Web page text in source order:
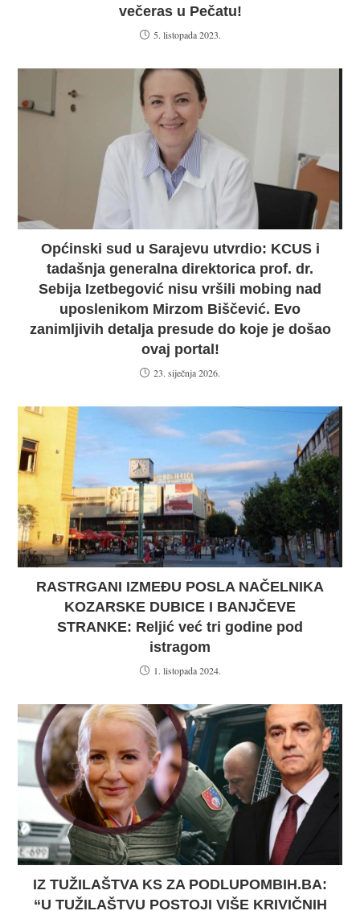
večeras u Pečatu!
5. listopada 2023.
Općinski sud u Sarajevu utvrdio: KCUS i
tadašnja generalna direktorica prof. dr.
Sebija Izetbegović nisu vršili mobing nad
uposlenikom Mirzom Biščević. Evo
zanimljivih detalja presude do koje je došao
ovaj portal!
23. siječnja 2026.
RASTRGANI IZMEĐU POSLA NAČELNIKA
KOZARSKE DUBICE I BANJČEVE
STRANKE: Reljić već tri godine pod
istragom
1. listopada 2024.
IZ TUŽILAŠTVA KS ZA PODLUPOMBIH.BA:
“U TUŽILAŠTVU POSTOJI VIŠE KRIVIČNIH